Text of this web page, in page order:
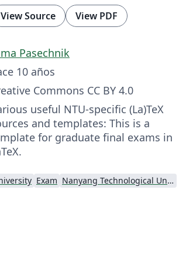
View Source View PDF
Pasechnik
10 años
Commons CC BY 4.0
useful NTU-specific (La)TeX
and templates: This is a
for graduate final exams in
Exam Nanyang Technological University